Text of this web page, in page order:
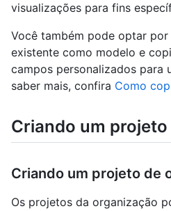
visualizações para fins
Você também pode optar
existente como modelo e
campos personalizados para
saber mais, confira Como
Criando um projeto
Criando um projeto de
Os projetos da organização